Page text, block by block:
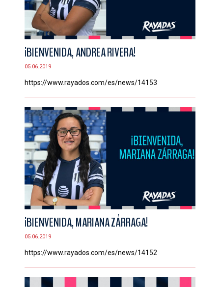
¡BIENVENIDA, ANDREA RIVERA!
05.06.2019
https://www.rayados.com/es/news/14153
¡BIENVENIDA, MARIANA ZÁRRAGA!
05.06.2019
https://www.rayados.com/es/news/14152